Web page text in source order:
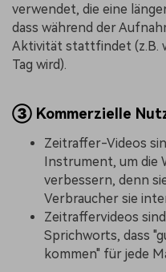
verwendet, die eine
dass während der
Aktivität stattfindet (z.B.
Tag wird).
③ Kommerzielle
Zeitraffer-Videos
Instrument, um die
verbessern, denn
Verbraucher sie
Zeitraffervideos
Sprichworts, dass
kommen" für jede